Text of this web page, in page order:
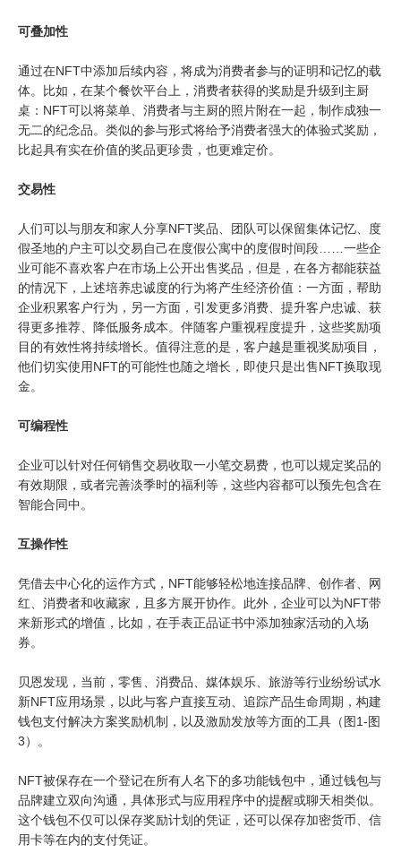
可叠加性
通过在NFT中添加后续内容，将成为消费者参与的证明和记忆的载
体。比如，在某个餐饮平台上，消费者获得的奖励是升级到主厨
桌：NFT可以将菜单、消费者与主厨的照片附在一起，制作成独一
无二的纪念品。类似的参与形式将给予消费者强大的体验式奖励，
比起具有实在价值的奖品更珍贵，也更难定价。
交易性
人们可以与朋友和家人分享NFT奖品、团队可以保留集体记忆、度
假圣地的户主可以交易自己在度假公寓中的度假时间段……一些企
业可能不喜欢客户在市场上公开出售奖品，但是，在各方都能获益
的情况下，上述培养忠诚度的行为将产生经济价值：一方面，帮助
企业积累客户行为，另一方面，引发更多消费、提升客户忠诚、获
得更多推荐、降低服务成本。伴随客户重视程度提升，这些奖励项
目的有效性将持续增长。值得注意的是，客户越是重视奖励项目，
他们切实使用NFT的可能性也随之增长，即使只是出售NFT换取现
金。
可编程性
企业可以针对任何销售交易收取一小笔交易费，也可以规定奖品的
有效期限，或者完善淡季时的福利等，这些内容都可以预先包含在
智能合同中。
互操作性
凭借去中心化的运作方式，NFT能够轻松地连接品牌、创作者、网
红、消费者和收藏家，且多方展开协作。此外，企业可以为NFT带
来新形式的增值，比如，在手表正品证书中添加独家活动的入场
券。
贝恩发现，当前，零售、消费品、媒体娱乐、旅游等行业纷纷试水
新NFT应用场景，以此与客户直接互动、追踪产品生命周期，构建
钱包支付解决方案奖励机制，以及激励发放等方面的工具（图1-图
3）。
NFT被保存在一个登记在所有人名下的多功能钱包中，通过钱包与
品牌建立双向沟通，具体形式与应用程序中的提醒或聊天相类似。
这个钱包不仅可以保存奖励计划的凭证，还可以保存加密货币、信
用卡等在内的支付凭证。